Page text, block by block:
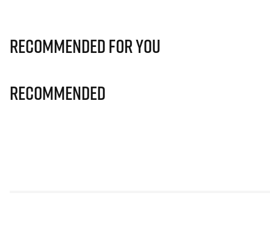
Recommended for you
Recommended